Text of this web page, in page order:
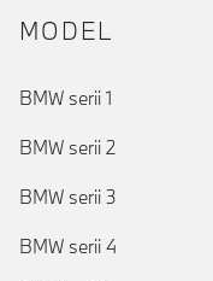
MODEL
BMW serii 1
BMW serii 2
BMW serii 3
BMW serii 4